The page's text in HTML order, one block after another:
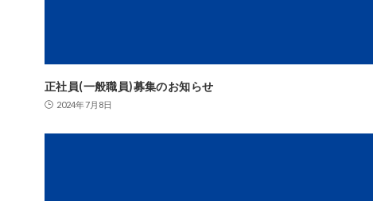
正社員(一般職員)募集のお知らせ
2024年7月8日